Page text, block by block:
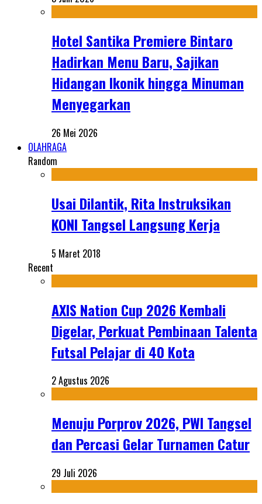
Hotel Santika Premiere Bintaro
Hadirkan Menu Baru, Sajikan
Hidangan Ikonik hingga Minuman
Menyegarkan
26 Mei 2026
OLAHRAGA
Random
Usai Dilantik, Rita Instruksikan
KONI Tangsel Langsung Kerja
5 Maret 2018
Recent
AXIS Nation Cup 2026 Kembali
Digelar, Perkuat Pembinaan Talenta
Futsal Pelajar di 40 Kota
2 Agustus 2026
Menuju Porprov 2026, PWI Tangsel
dan Percasi Gelar Turnamen Catur
29 Juli 2026